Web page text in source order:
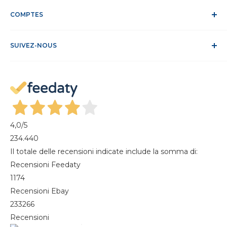
Politique relative aux cookies
Site sécurisé
FAQ
COMPTES
S'identifier
Magazine
SUIVEZ-NOUS
4,0/5
234.440
Il totale delle recensioni indicate include la somma di:
Recensioni Feedaty
1174
Recensioni Ebay
233266
Recensioni